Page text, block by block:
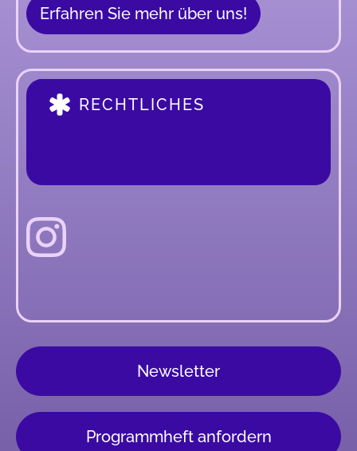
Erfahren Sie mehr über uns!
RECHTLICHES
Newsletter
Programmheft anfordern